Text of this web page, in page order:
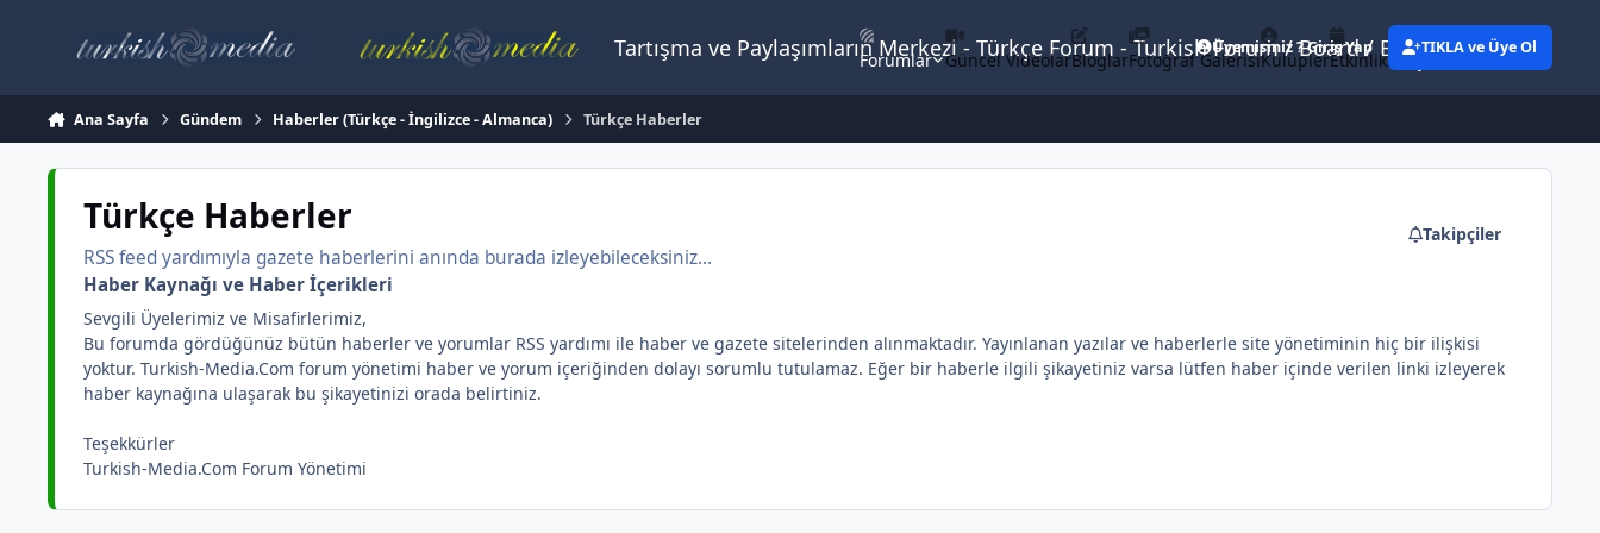
Tartışma ve Paylaşımların Merkezi - Türkçe Forum - Turkish Forum / Board / Blog
Forumlar Güncel VideolarBloglarFotoğraf GalerisiKulüplerEtkinliklerEylemler
Üyemisiniz ? Giriş Yap TIKLA ve Üye Ol
Ana Sayfa Gündem Haberler (Türkçe - İngilizce - Almanca) Türkçe Haberler
Türkçe Haberler
RSS feed yardımıyla gazete haberlerini anında burada izleyebileceksiniz...
Takipçiler
Haber Kaynağı ve Haber İçerikleri
Sevgili Üyelerimiz ve Misafirlerimiz,
Bu forumda gördüğünüz bütün haberler ve yorumlar RSS yardımı ile haber ve gazete sitelerinden alınmaktadır. Yayınlanan yazılar ve haberlerle site yönetiminin hiç bir ilişkisi
yoktur. Turkish-Media.Com forum yönetimi haber ve yorum içeriğinden dolayı sorumlu tutulamaz. Eğer bir haberle ilgili şikayetiniz varsa lütfen haber içinde verilen linki izleyerek
haber kaynağına ulaşarak bu şikayetinizi orada belirtiniz.
Teşekkürler
Turkish-Media.Com Forum Yönetimi